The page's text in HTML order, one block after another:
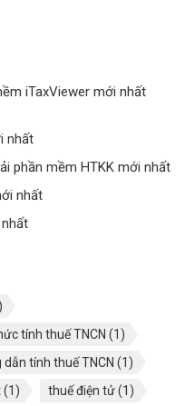
iTaxViewer mới nhất
nhất
phần mềm HTKK mới nhất
nhất
tính thuế TNCN (1)
dẫn tính thuế TNCN (1)
(1) thuế điện tử(1)